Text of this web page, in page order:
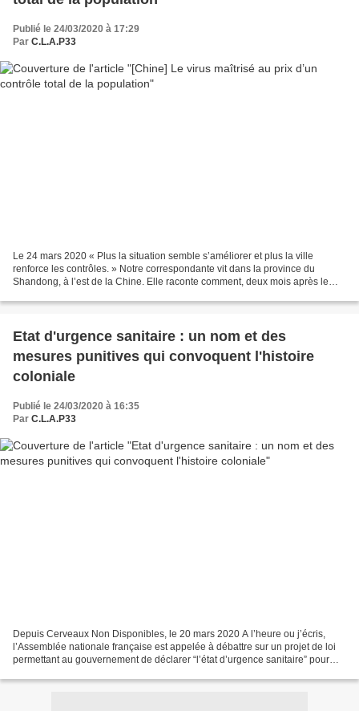
Publié le 24/03/2020 à 17:29
Par C.L.A.P33
Le 24 mars 2020 « Plus la situation semble s’améliorer et plus la ville
renforce les contrôles. » Notre correspondante vit dans la province du
Shandong, à l’est de la Chine. Elle raconte comment, deux mois après le
Etat d'urgence sanitaire : un nom et des
mesures punitives qui convoquent l'histoire
coloniale
Publié le 24/03/2020 à 16:35
Par C.L.A.P33
Depuis Cerveaux Non Disponibles, le 20 mars 2020 A l’heure ou j’écris,
l’Assemblée nationale française est appelée à débattre sur un projet de loi
permettant au gouvernement de déclarer “l’état d’urgence sanitaire” pour